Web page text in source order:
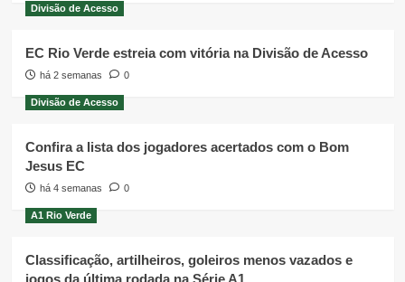
Divisão de Acesso
EC Rio Verde estreia com vitória na Divisão de Acesso
há 2 semanas 0
Divisão de Acesso
Confira a lista dos jogadores acertados com o Bom
Jesus EC
há 4 semanas 0
A1 Rio Verde
Classificação, artilheiros, goleiros menos vazados e